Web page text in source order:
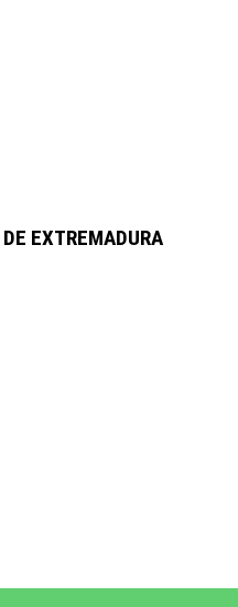
EXTREMADURA